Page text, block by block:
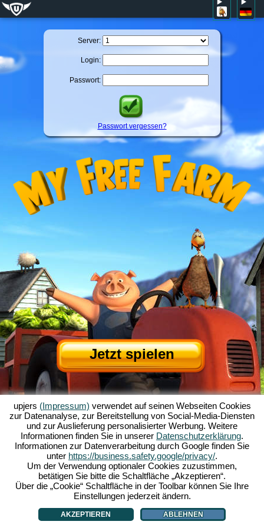
Server:
Login:
Passwort:
Passwort vergessen?
Jetzt spielen
Über My Free Farm |Die Story zum Browserspiel Die Features|AGB |
Impressum |Datenschutzerklärung|Regeln|Forum|Support|Spielinfo
My Free Farm 2 App|Google Play| App Store|
Browsergames - Upjers.com|Cookies verwalten
upjers (Impressum) verwendet auf seinen Webseiten Cookies
zur Datenanalyse, zur Bereitstellung von Social-Media-Diensten
und zur Auslieferung personalisierter Werbung. Weitere
Informationen finden Sie in unserer Datenschutzerklärung.
Informationen zur Datenverarbeitung durch Google finden Sie
unter https://business.safety.google/privacy/.
Um der Verwendung optionaler Cookies zuzustimmen,
betätigen Sie bitte die Schaltfläche „Akzeptieren“.
Über die „Cookie“ Schaltfläche in der Toolbar können Sie Ihre
Einstellungen jederzeit ändern.
AKZEPTIEREN ABLEHNEN